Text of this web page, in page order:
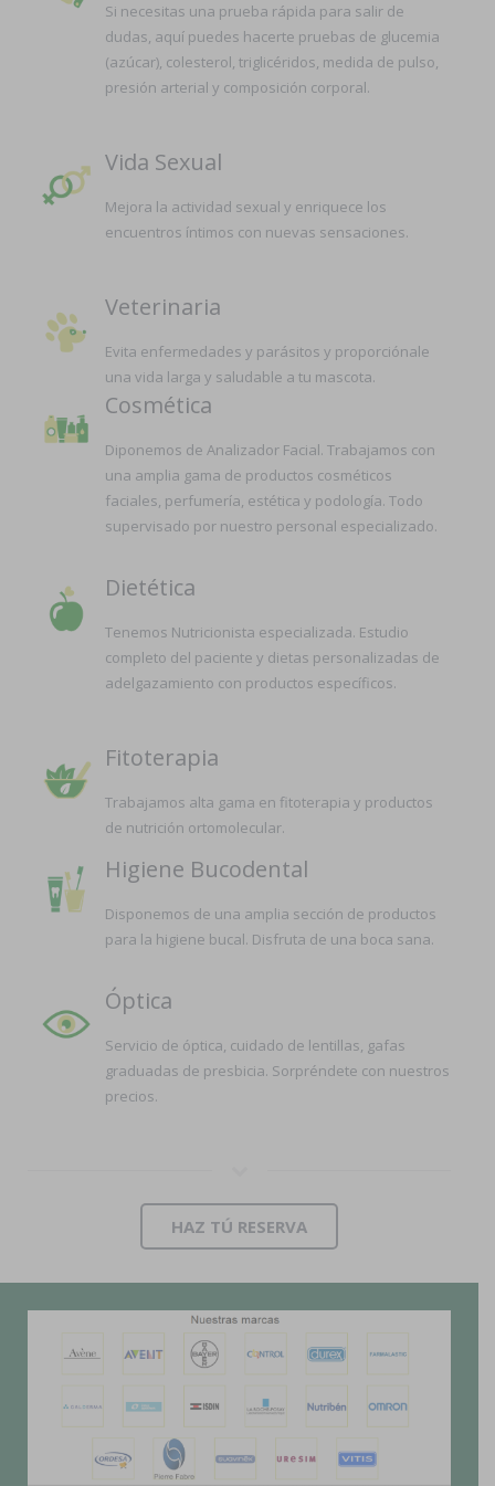
Si necesitas una prueba rápida para salir de
dudas, aquí puedes hacerte pruebas de glucemia
(azúcar), colesterol, triglicéridos, medida de pulso,
presión arterial y composición corporal.
Vida Sexual
Mejora la actividad sexual y enriquece los
encuentros íntimos con nuevas sensaciones.
Veterinaria
Evita enfermedades y parásitos y proporciónale
una vida larga y saludable a tu mascota.
Cosmética
Diponemos de Analizador Facial. Trabajamos con
una amplia gama de productos cosméticos
faciales, perfumería, estética y podología. Todo
supervisado por nuestro personal especializado.
Dietética
Tenemos Nutricionista especializada. Estudio
completo del paciente y dietas personalizadas de
adelgazamiento con productos específicos.
Fitoterapia
Trabajamos alta gama en fitoterapia y productos
de nutrición ortomolecular.
Higiene Bucodental
Disponemos de una amplia sección de productos
para la higiene bucal. Disfruta de una boca sana.
Óptica
Servicio de óptica, cuidado de lentillas, gafas
graduadas de presbicia. Sorpréndete con nuestros
precios.
HAZ TÚ RESERVA